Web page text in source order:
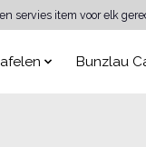
servies item voor elk
Bunzlau